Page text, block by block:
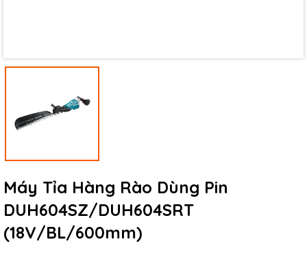
Máy Tỉa Hàng Rào Dùng Pin
DUH604SZ/DUH604SRT
(18V/BL/600mm)